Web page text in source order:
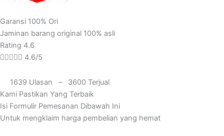
Garansi 100% Ori
Jaminan barang original 100% asli
Rating 4.6
     4.6/5
1639 Ulasan – 3600 Terjual
Kami Pastikan Yang Terbaik
Isi Formulir Pemesanan Dibawah Ini
Untuk mengklaim harga pembelian yang hemat